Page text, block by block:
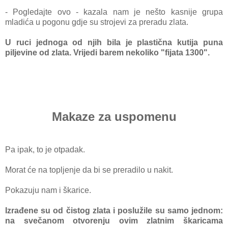
- Pogledajte ovo - kazala nam je nešto kasnije grupa
mladića u pogonu gdje su strojevi za preradu zlata.
U ruci jednoga od njih bila je plastična kutija puna
piljevine od zlata. Vrijedi barem nekoliko "fijata 1300".
Makaze za uspomenu
Pa ipak, to je otpadak.
Morat će na topljenje da bi se preradilo u nakit.
Pokazuju nam i škarice.
Izrađene su od čistog zlata i poslužile su samo jednom:
na svečanom otvorenju ovim zlatnim škaricama